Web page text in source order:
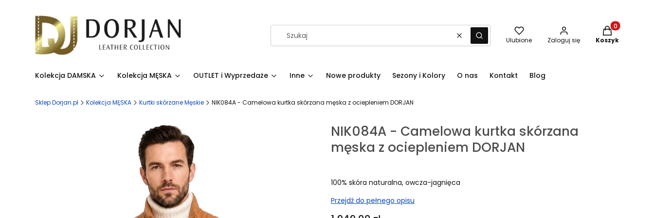
WyczyśćSzukaj Ulubione Zaloguj się
Produkty w
Koszyk
Kolekcja DAMSKA Kolekcja MĘSKA OUTLET i Wyprzedaże Inne Nowe produkty Sezony i Kolory O nas Kontakt Blog
Sklep Dorjan.pl Kolekcja MĘSKA Kurtki skórzane Męskie NIK084A - Camelowa kurtka skórzana męska z ociepleniem DORJAN
NIK084A - Camelowa kurtka skórzana
męska z ociepleniem DORJAN
100% skóra naturalna, owcza-jagnięca
Przejdź do pełnego opisu